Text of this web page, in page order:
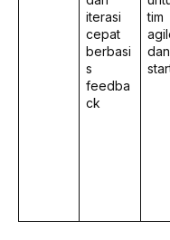
iterasi
cepat
berbasi
s
feedba
ck
tim
dan